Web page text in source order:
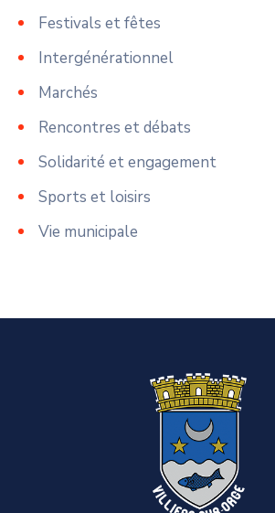
Festivals et fêtes
Intergénérationnel
Marchés
Rencontres et débats
Solidarité et engagement
Sports et loisirs
Vie municipale